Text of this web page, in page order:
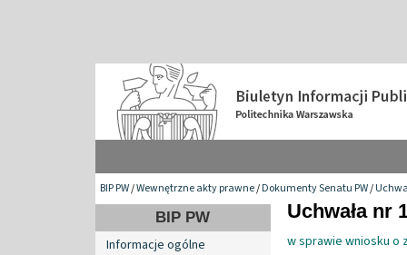
BIP PW/Wewnętrzne akty prawne/Dokumenty Senatu PW/
BIP PW
Informacje ogólne
Uchwała nr
w sprawie wniosku o